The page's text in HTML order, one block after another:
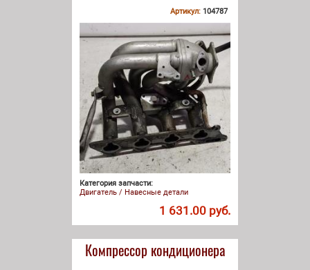
Артикул: 104787
Категория запчасти:
Двигатель / Навесные детали
1 631.00 руб.
Компрессор кондиционера